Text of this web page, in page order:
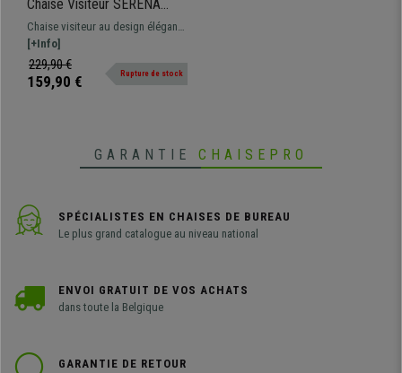
Chaise Visiteur SERENA
TISSU, Design Vintage,
Pieds en Chêne couleur
Noyer, Crème
Chaise visiteur au design élégant,
confortablement rembourrée,
pieds en bois de chêne solides.
Plusieurs couleurs et versions
[+Info]
229,90 €
159,90 € Rupture de stock
GARANTIE CHAISEPRO
SPÉCIALISTES EN CHAISES DE BUREAU
Le plus grand catalogue au niveau national
ENVOI GRATUIT DE VOS ACHATS
dans toute la Belgique
GARANTIE DE RETOUR